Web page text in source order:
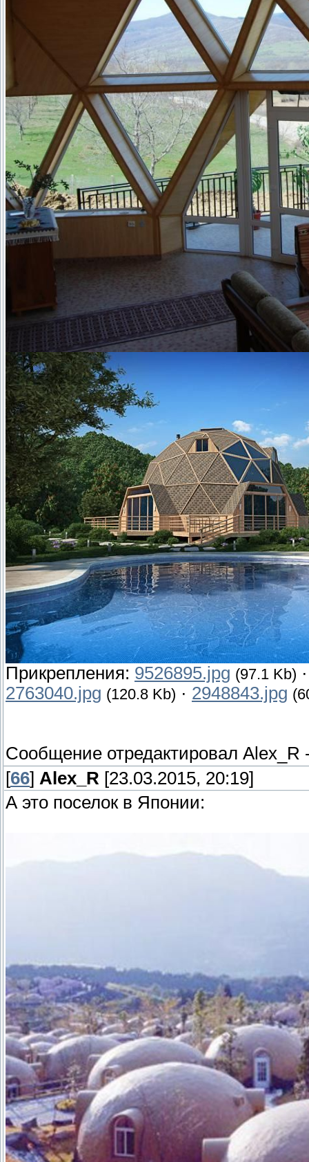
Прикрепления: 9526895.jpg (97.1 Kb)
2763040.jpg (120.8 Kb) · 2948843.jpg
Сообщение отредактировал Alex_R
[66] Alex_R [23.03.2015, 20:19]
А это поселок в Японии: